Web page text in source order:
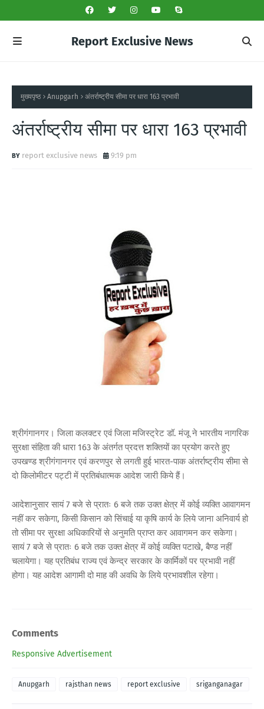
Report Exclusive News
मुख्यपृष्ठ Anupgarh अंतर्राष्ट्रीय सीमा पर धारा 163 प्रभावी
अंतर्राष्ट्रीय सीमा पर धारा 163 प्रभावी
report exclusive news 9:19 pm
श्रीगंगानगर। जिला कलक्टर एवं जिला मजिस्ट्रेट डॉ. मंजू ने भारतीय नागरिक
सुरक्षा संहिता की धारा 163 के अंतर्गत प्रदत्त शक्तियों का प्रयोग करते हुए
उपखण्ड श्रीगंगानगर एवं करणपुर से लगती हुई भारत-पाक अंतर्राष्ट्रीय सीमा से
दो किलोमीटर पट्टी में प्रतिबंधात्मक आदेश जारी किये हैं।
आदेशानुसार सायं 7 बजे से प्रातः 6 बजे तक उक्त क्षेत्र में कोई व्यक्ति आवागमन
नहीं कर सकेगा, किसी किसान को सिंचाई या कृषि कार्य के लिये जाना अनिवार्य हो
तो सीमा पर सुरक्षा अधिकारियों से अनुमति प्राप्त कर आवागमन कर सकेगा।
सायं 7 बजे से प्रातः 6 बजे तक उक्त क्षेत्र में कोई व्यक्ति पटाखे, बैण्ड नहीं
चलायेगा। यह प्रतिबंध राज्य एवं केन्द्र सरकार के कार्मिकों पर प्रभावी नहीं
होगा। यह आदेश आगामी दो माह की अवधि के लिये प्रभावशील रहेगा।
Comments
Responsive Advertisement
Anupgarh rajsthan news report exclusive sriganganagar